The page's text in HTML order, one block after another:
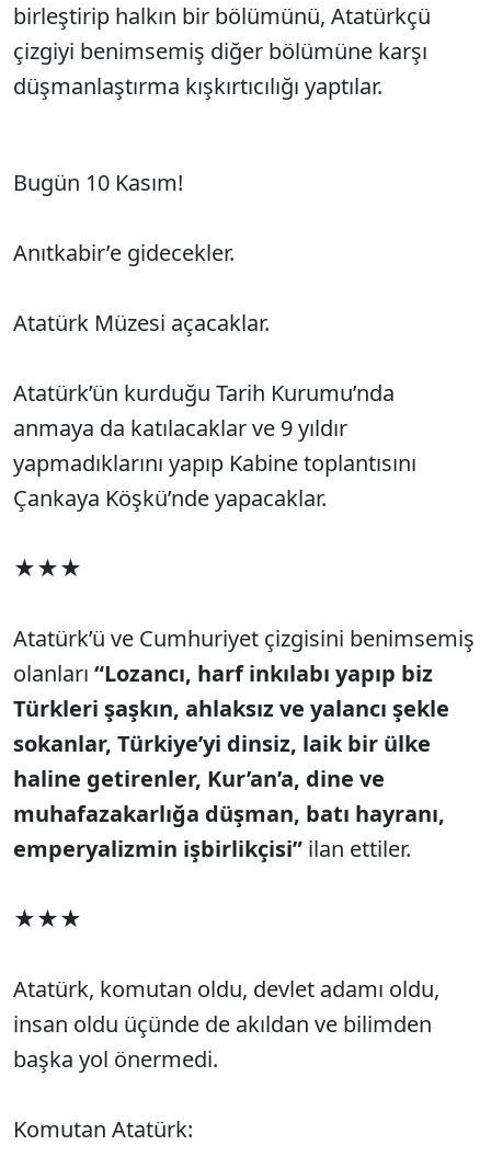
birleştirip halkın bir bölümünü, Atatürkçü
çizgiyi benimsemiş diğer bölümüne karşı
düşmanlaştırma kışkırtıcılığı yaptılar.
Bugün 10 Kasım!
Anıtkabir’e gidecekler.
Atatürk Müzesi açacaklar.
Atatürk’ün kurduğu Tarih Kurumu’nda
anmaya da katılacaklar ve 9 yıldır
yapmadıklarını yapıp Kabine toplantısını
Çankaya Köşkü’nde yapacaklar.
★★★
Atatürk’ü ve Cumhuriyet çizgisini benimsemiş
olanları “Lozancı, harf inkılabı yapıp biz
Türkleri şaşkın, ahlaksız ve yalancı şekle
sokanlar, Türkiye’yi dinsiz, laik bir ülke
haline getirenler, Kur’an’a, dine ve
muhafazakarlığa düşman, batı hayranı,
emperyalizmin işbirlikçisi” ilan ettiler.
★★★
Atatürk, komutan oldu, devlet adamı oldu,
insan oldu üçünde de akıldan ve bilimden
başka yol önermedi.
Komutan Atatürk: